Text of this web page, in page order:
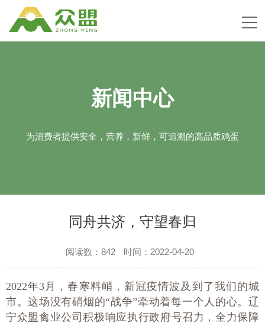
新闻中心
为消费者提供安全，营养，新鲜，可追溯的高品质鸡蛋
同舟共济，守望春归
阅读数： 842 时间：2022-04-20
2022年3月，春寒料峭，新冠疫情波及到了我们的城
市。这场没有硝烟的“战争”牵动着每一个人的心。辽
宁众盟禽业公司积极响应执行政府号召力，全力保障